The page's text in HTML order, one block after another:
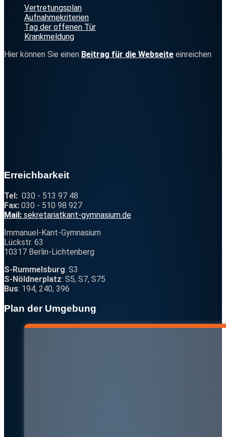
Vertretungsplan
Aufnahmekriterien
Tag der offenen Tür
Krankmeldung
Hier können Sie einen Beitrag für die Webseite einreichen
Erreichbarkeit
Tel: 030 - 513 97 48
Fax: 030 - 510 98 927
Mail: sekretariat@
kant-gymnasium.de
Immanuel-Kant-Gymnasium
Lückstr. 63
10317 Berlin-Lichtenberg
S-Rummelsburg: S3
S-Nöldnerplatz: S5, S7, S75
Bus: 194, 240, 396
Plan der Umgebung